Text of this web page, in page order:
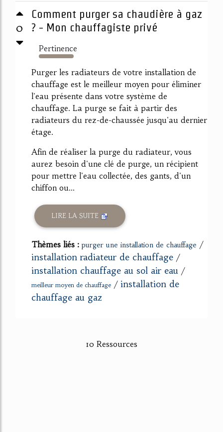
0
Comment purger sa chaudière à gaz
? - Mon chauffagiste privé
Pertinence
101%
Purger les radiateurs de votre installation de
chauffage est le meilleur moyen pour éliminer
l'eau présente dans votre système de
chauffage. La purge se fait à partir des
radiateurs du rez-de-chaussée jusqu'au dernier
étage.
Afin de réaliser la purge du radiateur, vous
aurez besoin d'une clé de purge, un récipient
pour mettre l'eau collectée, des gants, d'un
chiffon ou...
LIRE LA SUITE
Thèmes liés : purger une installation de chauffage /
installation radiateur de chauffage /
installation chauffage au sol air eau /
meilleur moyen de chauffage / installation de
chauffage au gaz
10 Ressources